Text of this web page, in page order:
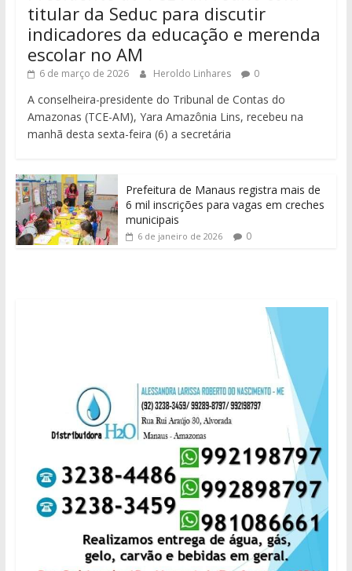
titular da Seduc para discutir
indicadores da educação e merenda
escolar no AM
6 de março de 2026 Heroldo Linhares 0
A conselheira-presidente do Tribunal de Contas do
Amazonas (TCE-AM), Yara Amazônia Lins, recebeu na
manhã desta sexta-feira (6) a secretária
Prefeitura de Manaus registra mais de
6 mil inscrições para vagas em creches
municipais
6 de janeiro de 2026 0